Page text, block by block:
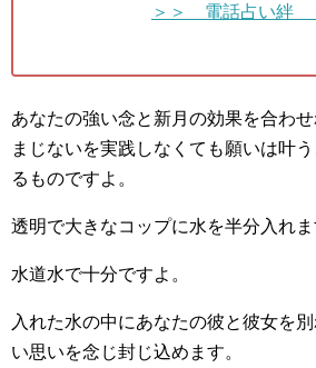
＞＞ 電話占い絆
あなたの強い念と新月の効果を合わ
まじないを実践しなくても願いは叶
るものですよ。
透明で大きなコップに水を半分入れま
水道水で十分ですよ。
入れた水の中にあなたの彼と彼女を
い思いを念じ封じ込めます。